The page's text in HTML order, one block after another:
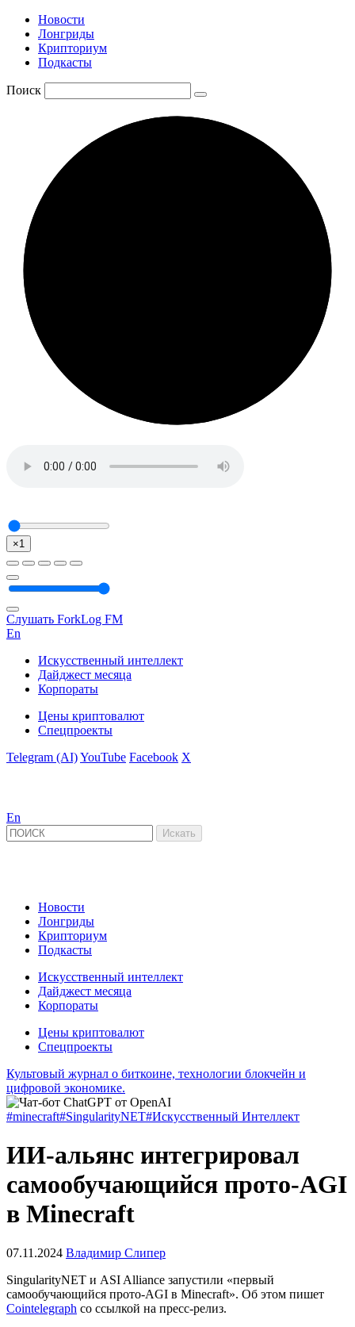
Новости
Лонгриды
Крипториум
Подкасты
Поиск
×1
Слушать ForkLog FM
En
Искусственный интеллект
Дайджест месяца
Корпораты
Цены криптовалют
Спецпроекты
Telegram (AI)YouTube Facebook X
En
Новости
Лонгриды
Крипториум
Подкасты
Искусственный интеллект
Дайджест месяца
Корпораты
Цены криптовалют
Спецпроекты
Культовый журнал о биткоине, технологии блокчейн и
цифровой экономике.
#minecraft#SingularityNET#Искусственный Интеллект
ИИ-альянс интегрировал
самообучающийся прото-AGI
в Minecraft
07.11.2024 Владимир Слипер
SingularityNET и ASI Alliance запустили «первый
самообучающийся прото-AGI в Minecraft». Об этом пишет
Cointelegraph со ссылкой на пресс-релиз.